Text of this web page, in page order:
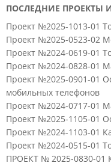
ПОСЛЕДНИЕ ПРОЕКТЫ
Проект №2025-1013-01
Проект №2025-0523-02
Проект №2024-0619-01
Проект №2024-0828-01
Проект №2025-0901-01
мобильных телефонов
Проект №2024-0717-01
Проект №2025-1105-01
Проект №2024-1103-01
Проект №2024-0515-01
ПРОЕКТ № 2025-0830-01